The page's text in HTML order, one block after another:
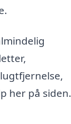
her på siden.